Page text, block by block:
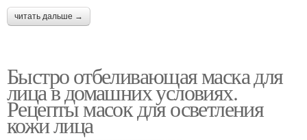
читать дальше →
Быстро отбеливающая маска для
лица в домашних условиях.
Рецепты масок для осветления
кожи лица